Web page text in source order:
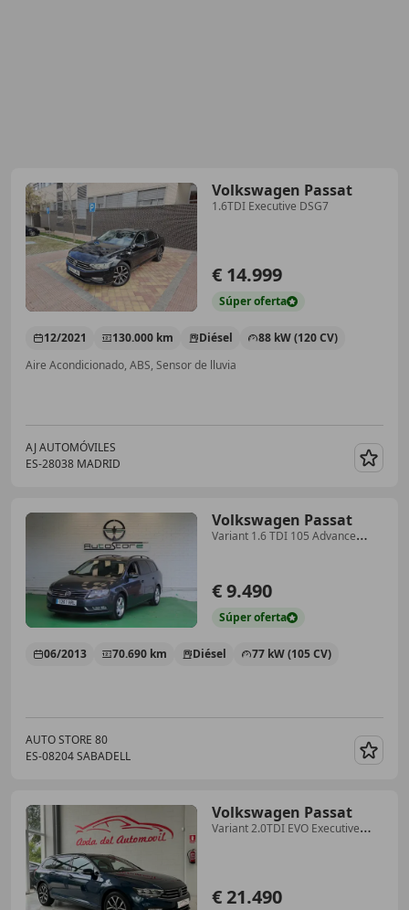
Volkswagen Passat
1.6TDI Executive DSG7
€ 14.999
Súperoferta
12/2021 130.000 km Diésel
88 kW (120 CV)
Aire Acondicionado, ABS, Sensor de lluvia
AJ AUTOMÓVILES
ES-28038 MADRID
Volkswagen Passat
Variant 1.6 TDI 105 Advance
€ 9.490
Súperoferta
06/2013 70.690 km Diésel 77 kW (105 CV)
AUTO STORE 80
ES-08204 SABADELL
Volkswagen Passat
Variant 2.0TDI EVO Executive
€ 21.490